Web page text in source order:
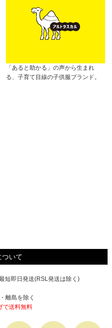
「あると助かる」の声から生まれ
る、子育て目線の子供服ブランド。
ついて
短即日発送(RSL発送は除く)
離島を除く
で送料無料